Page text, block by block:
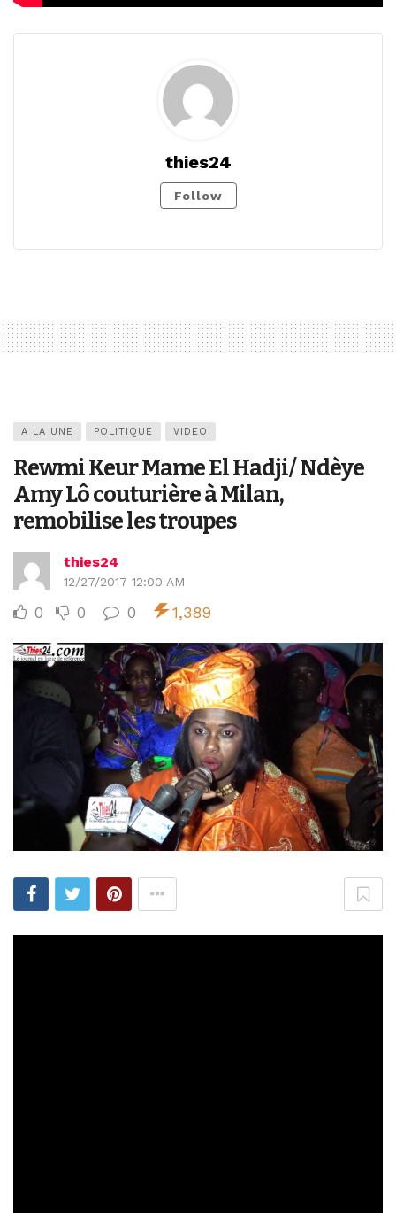
thies24
Follow
A LA UNE POLITIQUE VIDEO
Rewmi Keur Mame El Hadji/ Ndèye
Amy Lô couturière à Milan,
remobilise les troupes
thies24
12/27/2017 12:00 AM
0 0 0 1,389